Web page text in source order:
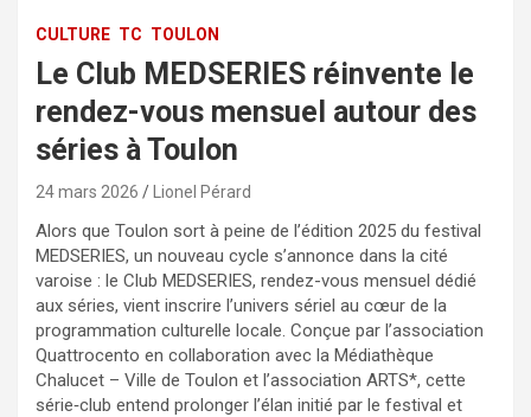
CULTURE TC TOULON
Le Club MEDSERIES réinvente le
rendez-vous mensuel autour des
séries à Toulon
24 mars 2026 Lionel Pérard
Alors que Toulon sort à peine de l’édition 2025 du festival
MEDSERIES, un nouveau cycle s’annonce dans la cité
varoise : le Club MEDSERIES, rendez-vous mensuel dédié
aux séries, vient inscrire l’univers sériel au cœur de la
programmation culturelle locale. Conçue par l’association
Quattrocento en collaboration avec la Médiathèque
Chalucet – Ville de Toulon et l’association ARTS*, cette
série‑club entend prolonger l’élan initié par le festival et